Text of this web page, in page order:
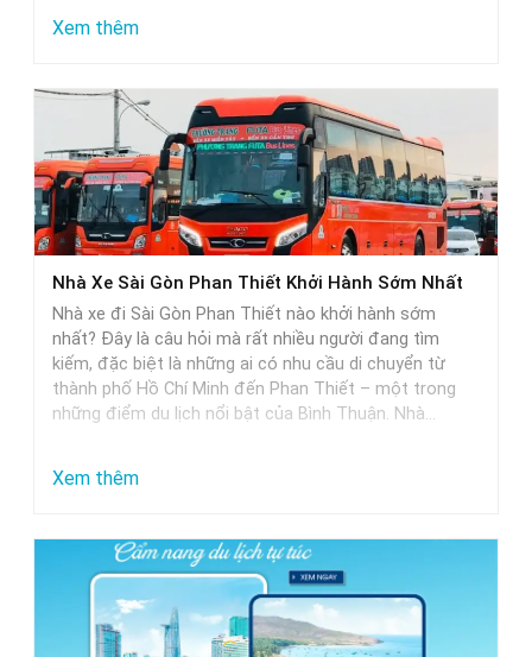
Đôi
Xem thêm:
Xe
Đi
Phan
Thiết
Từ
Sài
Gòn
Khởi
Hành
Trễ
Nhất
Nhà Xe Sài Gòn Phan Thiết Khởi Hành Sớm Nhất
Nhà xe đi Sài Gòn Phan Thiết nào khởi hành sớm
nhất? Đây là câu hỏi mà rất nhiều người đang tìm
kiếm, đặc biệt là những ai có nhu cầu di chuyển từ
thành phố Hồ Chí Minh đến Phan Thiết – một trong
những điểm du lịch nổi bật của Bình Thuận. Nhà…
Xem thêm:
Xe
Sài
Gòn
Phan